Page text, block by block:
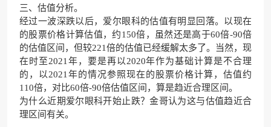
三、估值分析。
经过一波深跌以后，爱尔眼科的估值有明显回落。以现在
的股票价格计算估值，约150倍，虽然还是高于60倍-90倍
的估值区间，但较221倍的估值已经缓解太多了。当然，现
在时至2021年，要是再以2020年作为基础计算是不合理
的，以2021年的情况参照现在的股票价格计算，估值约
110倍，对比60倍-90倍估值区间，算是趋近合理区间。
为什么近期爱尔眼科开始止跌？金哥认为这与估值趋近合
理区间有关。